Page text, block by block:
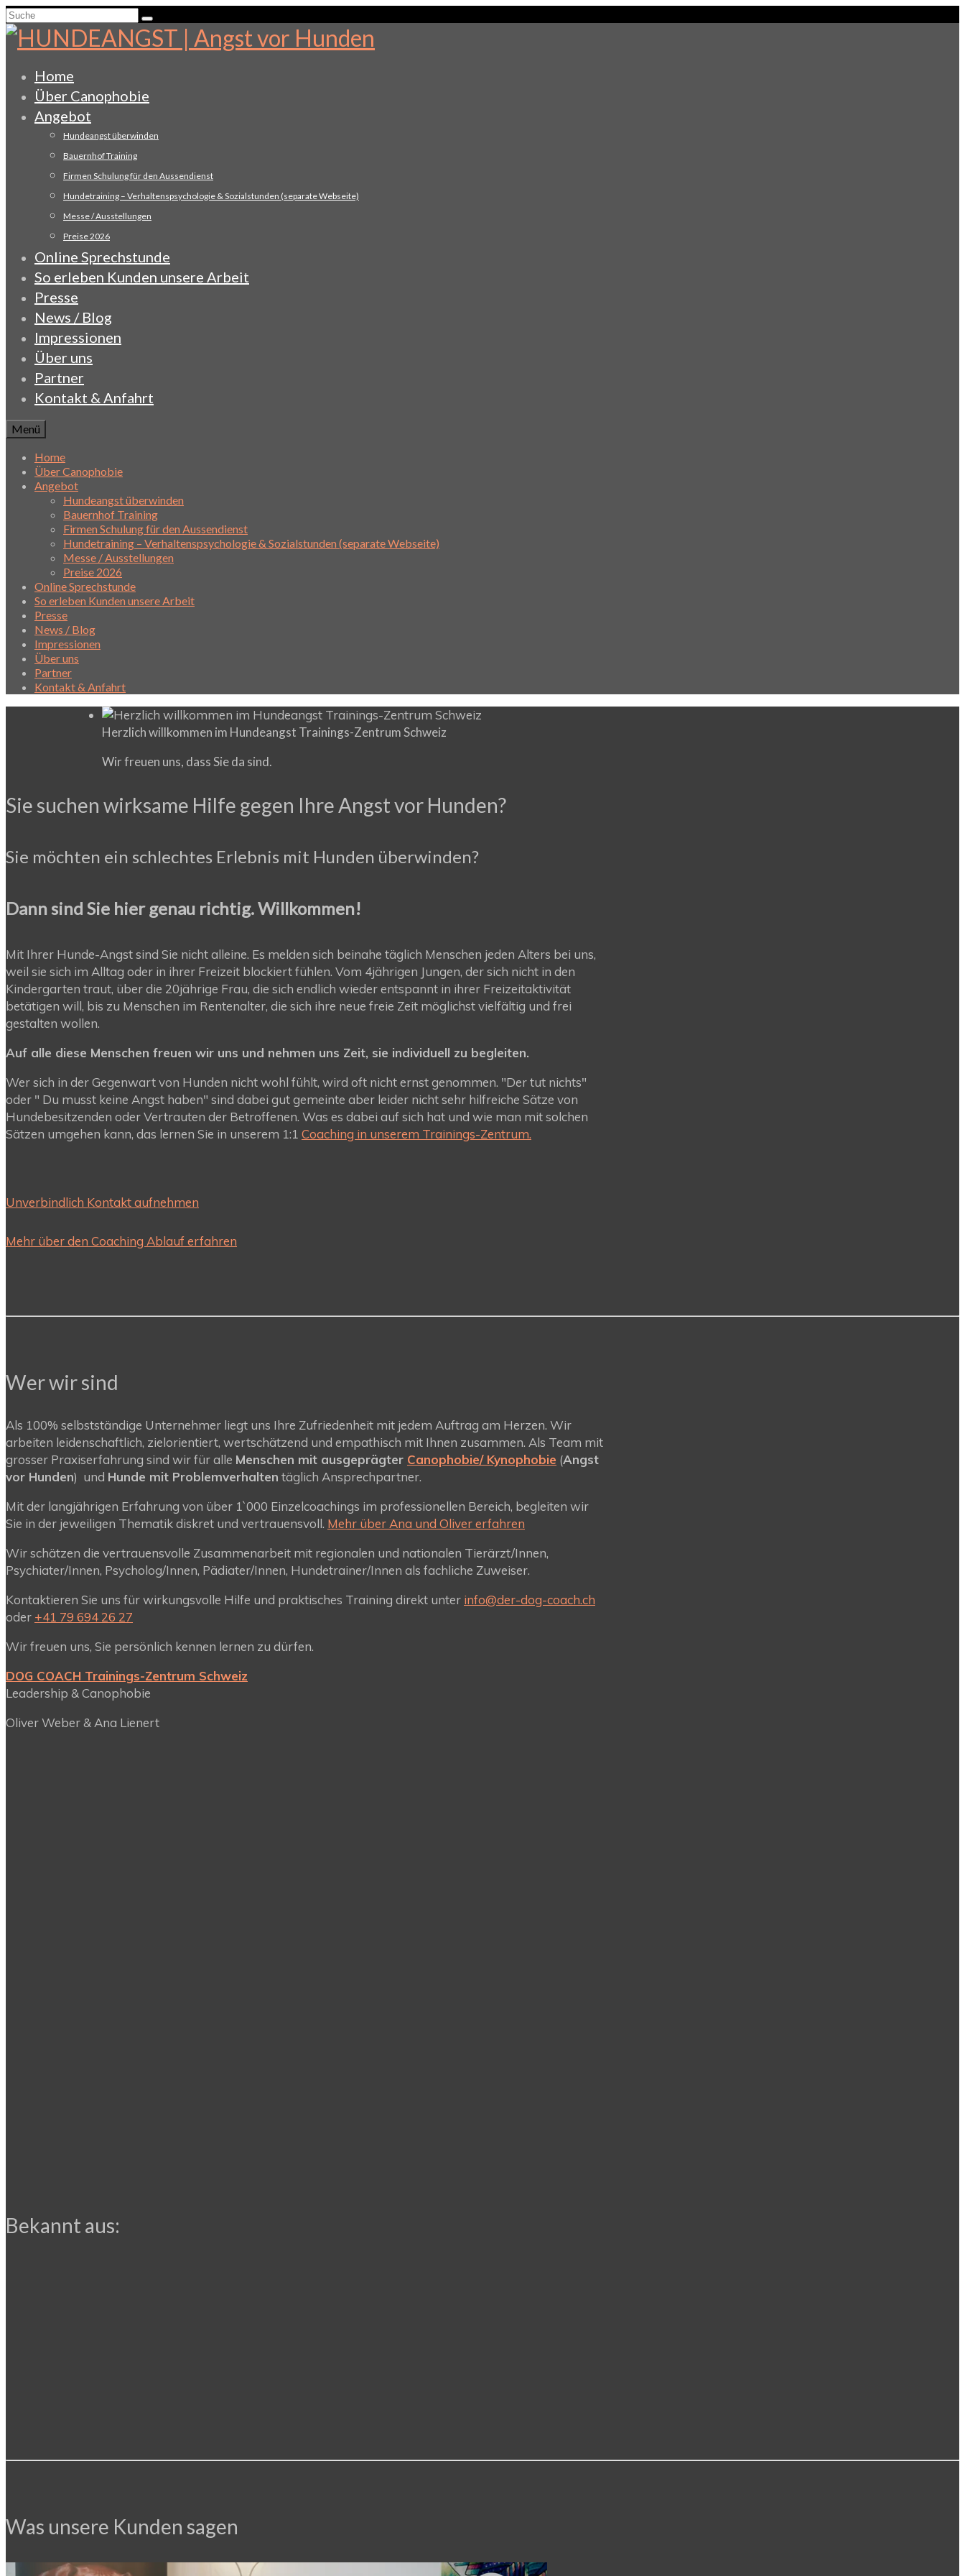
Suche
nach:
Home
Über Canophobie
Angebot
Hundeangst überwinden
Bauernhof Training
Firmen Schulung für den Aussendienst
Hundetraining – Verhaltenspsychologie & Sozialstunden (separate Webseite)
Messe / Ausstellungen
Preise 2026
Online Sprechstunde
So erleben Kunden unsere Arbeit
Presse
News / Blog
Impressionen
Über uns
Partner
Kontakt & Anfahrt
Menü
Home
Über Canophobie
Angebot
Hundeangst überwinden
Bauernhof Training
Firmen Schulung für den Aussendienst
Hundetraining – Verhaltenspsychologie & Sozialstunden (separate Webseite)
Messe / Ausstellungen
Preise 2026
Online Sprechstunde
So erleben Kunden unsere Arbeit
Presse
News / Blog
Impressionen
Über uns
Partner
Kontakt & Anfahrt
Herzlich willkommen im Hundeangst Trainings-Zentrum Schweiz
Wir freuen uns, dass Sie da sind.
Sie suchen wirksame Hilfe gegen Ihre Angst vor Hunden?
Sie möchten ein schlechtes Erlebnis mit Hunden überwinden?
Dann sind Sie hier genau richtig. Willkommen!
Mit Ihrer Hunde-Angst sind Sie nicht alleine. Es melden sich beinahe täglich Menschen jeden Alters bei uns,
weil sie sich im Alltag oder in ihrer Freizeit blockiert fühlen. Vom 4jährigen Jungen, der sich nicht in den
Kindergarten traut, über die 20jährige Frau, die sich endlich wieder entspannt in ihrer Freizeitaktivität
betätigen will, bis zu Menschen im Rentenalter, die sich ihre neue freie Zeit möglichst vielfältig und frei
gestalten wollen.
Auf alle diese Menschen freuen wir uns und nehmen uns Zeit, sie individuell zu begleiten.
Wer sich in der Gegenwart von Hunden nicht wohl fühlt, wird oft nicht ernst genommen. "Der tut nichts"
oder " Du musst keine Angst haben" sind dabei gut gemeinte aber leider nicht sehr hilfreiche Sätze von
Hundebesitzenden oder Vertrauten der Betroffenen. Was es dabei auf sich hat und wie man mit solchen
Sätzen umgehen kann, das lernen Sie in unserem 1:1 Coaching in unserem Trainings-Zentrum.
Unverbindlich Kontakt aufnehmen
Mehr über den Coaching Ablauf erfahren
Wer wir sind
Als 100% selbstständige Unternehmer liegt uns Ihre Zufriedenheit mit jedem Auftrag am Herzen. Wir
arbeiten leidenschaftlich, zielorientiert, wertschätzend und empathisch mit Ihnen zusammen. Als Team mit
grosser Praxiserfahrung sind wir für alle Menschen mit ausgeprägter Canophobie/ Kynophobie (Angst
vor Hunden) und Hunde mit Problemverhalten täglich Ansprechpartner.
Mit der langjährigen Erfahrung von über 1`000 Einzelcoachings im professionellen Bereich, begleiten wir
Sie in der jeweiligen Thematik diskret und vertrauensvoll. Mehr über Ana und Oliver erfahren
Wir schätzen die vertrauensvolle Zusammenarbeit mit regionalen und nationalen Tierärzt/Innen,
Psychiater/Innen, Psycholog/Innen, Pädiater/Innen, Hundetrainer/Innen als fachliche Zuweiser.
Kontaktieren Sie uns für wirkungsvolle Hilfe und praktisches Training direkt unter info@der-dog-coach.ch
oder +41 79 694 26 27
Wir freuen uns, Sie persönlich kennen lernen zu dürfen.
DOG COACH Trainings-Zentrum Schweiz
Leadership & Canophobie
Oliver Weber & Ana Lienert
Bekannt aus:
Was unsere Kunden sagen